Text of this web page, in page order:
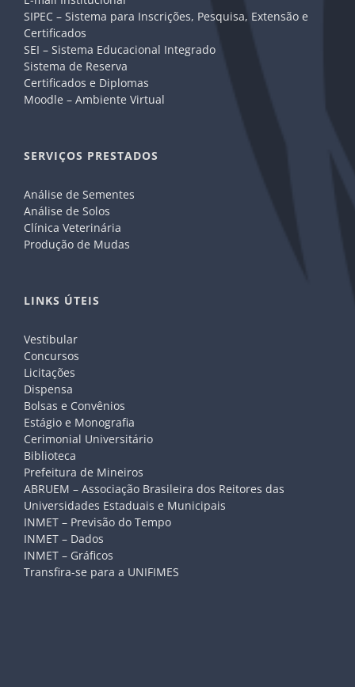
SIPEC – Sistema para Inscrições, Pesquisa, Extensão e
Certificados
SEI – Sistema Educacional Integrado
Sistema de Reserva
Certificados e Diplomas
Moodle – Ambiente Virtual
SERVIÇOS PRESTADOS
Análise de Sementes
Análise de Solos
Clínica Veterinária
Produção de Mudas
LINKS ÚTEIS
Vestibular
Concursos
Licitações
Dispensa
Bolsas e Convênios
Estágio e Monografia
Cerimonial Universitário
Biblioteca
Prefeitura de Mineiros
ABRUEM – Associação Brasileira dos Reitores das
Universidades Estaduais e Municipais
INMET – Previsão do Tempo
INMET – Dados
INMET – Gráficos
Transfira-se para a UNIFIMES